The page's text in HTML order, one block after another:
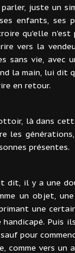
juste un
enfants, ses
qu'elle n'est
vers la
sans vie, avec
la main, lui dit
en retour.
là dans
les
présentes.
dit, il y a une
un objet,
une
Puis
pour
comme vers